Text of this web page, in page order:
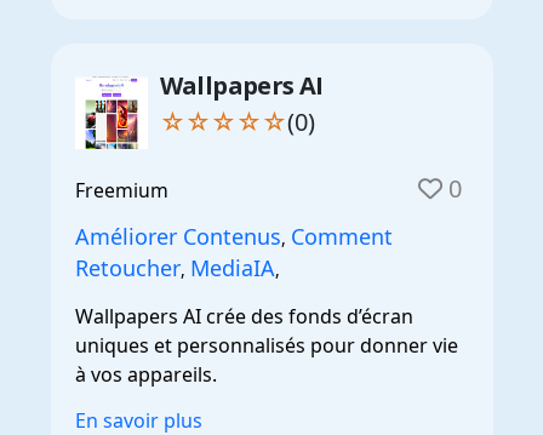
Wallpapers AI
☆☆☆☆☆(0)
Freemium 0
Améliorer Contenus, Comment
Retoucher, MediaIA,
Wallpapers AI crée des fonds d’écran
uniques et personnalisés pour donner vie
à vos appareils.
En savoir plus